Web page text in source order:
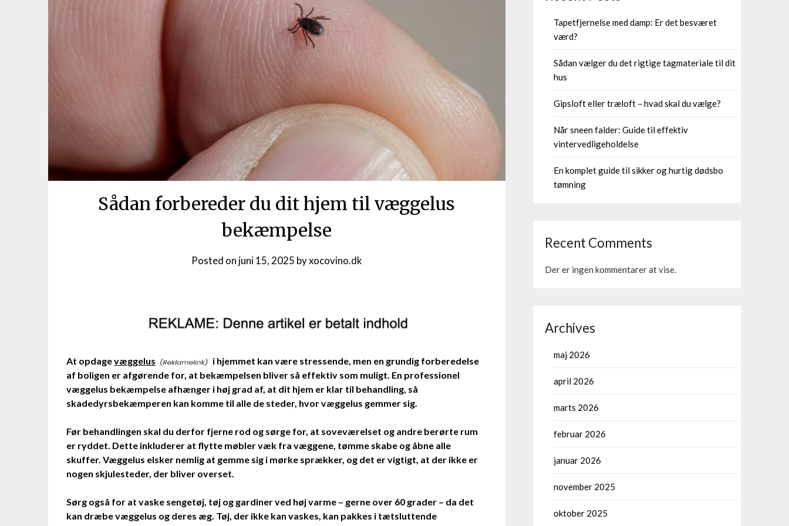
Sådan forbereder du dit hjem til væggelus
bekæmpelse
Posted on juni 15, 2025 byxocovino.dk
At opdagevæggelus
i hjemmet kan være stressende, men en grundig forberedelse
af boligen er afgørende for, at bekæmpelsen bliver så effektiv som muligt. En professionel
væggelus bekæmpelse afhænger i høj grad af, at dit hjem er klar til behandling, så
skadedyrsbekæmperen kan komme til alle de steder, hvor væggelus gemmer sig.
Før behandlingen skal du derfor fjerne rod og sørge for, at soveværelset og andre berørte rum
er ryddet. Dette inkluderer at flytte møbler væk fra væggene, tømme skabe og åbne alle
skuffer. Væggelus elsker nemlig at gemme sig i mørke sprækker, og det er vigtigt, at der ikke er
nogen skjulesteder, der bliver overset.
Sørg også for at vaske sengetøj, tøj og gardiner ved høj varme – gerne over 60 grader – da det
kan dræbe væggelus og deres æg. Tøj, der ikke kan vaskes, kan pakkes i tætsluttende
Tapetfjernelse med damp: Er det besværet
værd?
Sådan vælger du det rigtige tagmateriale til dit
hus
Gipsloft eller træloft – hvad skal du vælge?
Når sneen falder: Guide til effektiv
vintervedligeholdelse
En komplet guide til sikker og hurtig dødsbo
tømning
Recent Comments
Der er ingen kommentarer at vise.
Archives
maj 2026
april 2026
marts 2026
februar 2026
januar 2026
november 2025
oktober 2025